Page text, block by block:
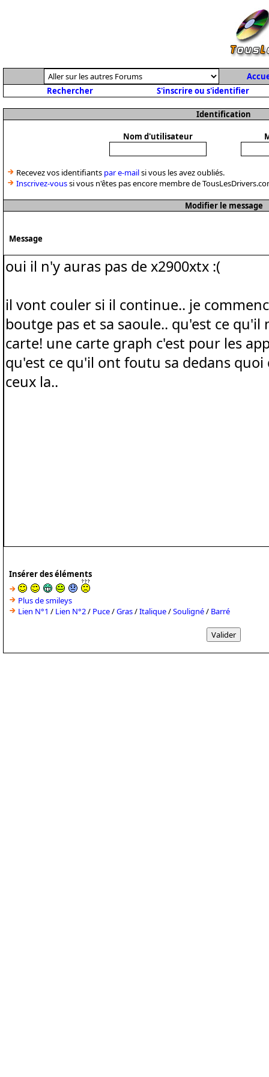
Rechercher
S'inscrire ou s'identifier
Identification
Nom d'utilisateur
Recevez vos identifiants par e-mailsi vous les avez oubliés.
Inscrivez-voussi vous n'êtes pas encore membre de
Modifier le message
Message
Insérer des éléments
Plus de smileys
Lien N°1 / Lien N°2/ Puce/Gras/Italique/Souligné/ Barré